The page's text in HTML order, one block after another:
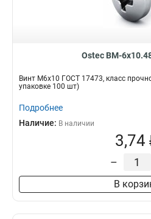
Ostec ВМ-
Винт М6х10 ГОСТ 17473, класс
упаковке 100 шт)
Подробнее
Наличие: В наличии
3,74
–
В